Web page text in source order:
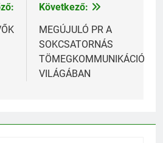
Következő:
MEGÚJULÓ PR A
SOKCSATORNÁS
TÖMEGKOMMUNIKÁCIÓ
VILÁGÁBAN